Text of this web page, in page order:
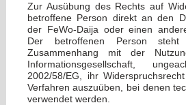
Zur Ausübung des Rechts auf
betroffene Person direkt an den
der FeWo-Daija oder einen
Der betroffenen Person
Zusammenhang mit der
Informationsgesellschaft,
2002/58/EG, ihr
Verfahren auszuüben, bei denen
verwendet werden.